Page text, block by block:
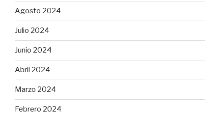
Agosto 2024
Julio 2024
Junio 2024
Abril 2024
Marzo 2024
Febrero 2024